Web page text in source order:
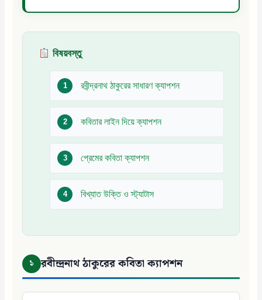
বিষয়বস্তু
রবীন্দ্রনাথ ঠাকুরের সাধারণ ক্যাপশন
কবিতার লাইন দিয়ে ক্যাপশন
প্রেমের কবিতা ক্যাপশন
বিখ্যাত উক্তি ও স্ট্যাটাস
১ রবীন্দ্রনাথ ঠাকুরের কবিতা ক্যাপশন